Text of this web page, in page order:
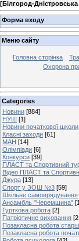
[Білгород-
Форма входу
Меню сайту
Головна сторінка
Охорона
Categories
Новини [884]
НУШ [1]
Новини початкової школи
Класні заходи [61]
МАН [14]
Олімпіади [6]
Конкурси [39]
ПЛАСТ та Спортивний
Відео ПЛАСТ та
Джура [13]
Спорт у ЗОШ №3 [59]
Шкільне самоврядування
Ансамбль "Черемшина"
Гурткова робота [2]
Патріотичне виховання
Позакласна робота
Позакласна робота